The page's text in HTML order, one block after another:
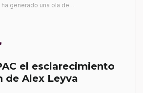
ha generado una ola de…
el esclarecimiento
de Alex Leyva